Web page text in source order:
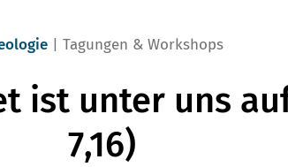
Tagungen & Workshops
ist unter uns
7,16)